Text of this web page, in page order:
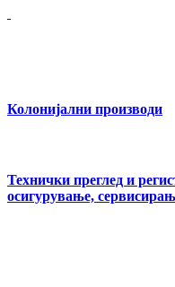
Колонијални производи
Технички преглед и
осигурување,